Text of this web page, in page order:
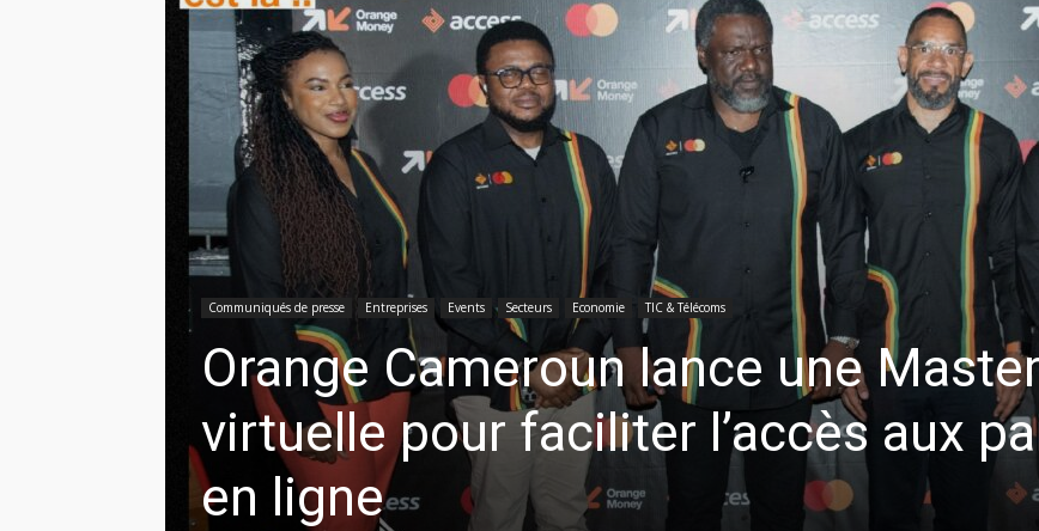
Communiqués de presse Entreprises Events Secteurs Economie TIC & Télécoms
Orange Cameroun lance une
virtuelle pour faciliter l’accès aux
en ligne